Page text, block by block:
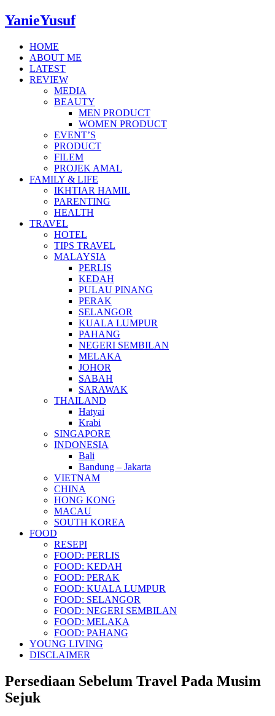
YanieYusuf
HOME
ABOUT ME
LATEST
REVIEW
MEDIA
BEAUTY
MEN PRODUCT
WOMEN PRODUCT
EVENT’S
PRODUCT
FILEM
PROJEK AMAL
FAMILY & LIFE
IKHTIAR HAMIL
PARENTING
HEALTH
TRAVEL
HOTEL
TIPS TRAVEL
MALAYSIA
PERLIS
KEDAH
PULAU PINANG
PERAK
SELANGOR
KUALA LUMPUR
PAHANG
NEGERI SEMBILAN
MELAKA
JOHOR
SABAH
SARAWAK
THAILAND
Hatyai
Krabi
SINGAPORE
INDONESIA
Bali
Bandung – Jakarta
VIETNAM
CHINA
HONG KONG
MACAU
SOUTH KOREA
FOOD
RESEPI
FOOD: PERLIS
FOOD: KEDAH
FOOD: PERAK
FOOD: KUALA LUMPUR
FOOD: SELANGOR
FOOD: NEGERI SEMBILAN
FOOD: MELAKA
FOOD: PAHANG
YOUNG LIVING
DISCLAIMER
Persediaan Sebelum Travel Pada Musim
Sejuk